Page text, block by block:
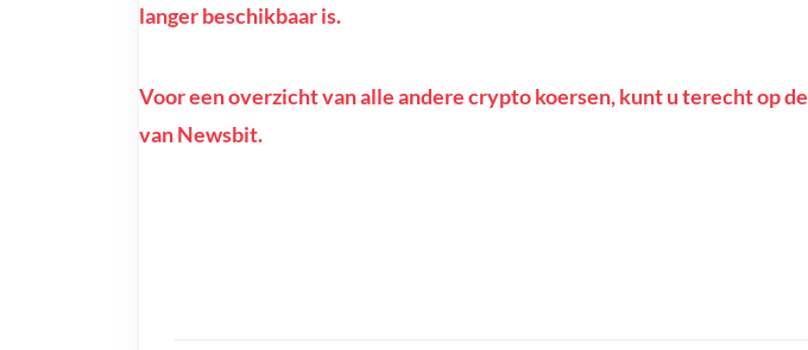
langer beschikbaar is.
Voor een overzicht van alle andere crypto koersen, kunt u terecht op de
van Newsbit.